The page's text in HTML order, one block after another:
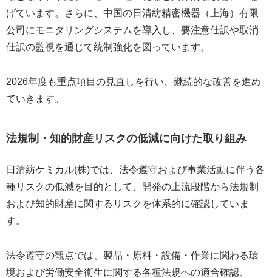
げています。さらに、中国の日清紡精密機器（上海）有限
公司にモニタリングシステムを導入し、要注意仕訳や取消
仕訳の監視を通じて統制強化を図っています。
2026年度も重点項目の見直しを行い、継続的な改善を進め
ていきます。
法規制・知的財産リスクの低減に向けた取り組み
日清紡ケミカル(株)では、法令遵守および事業活動に伴う各
種リスクの低減を目的として、開発の上流段階から法規制
および知的財産に関するリスクを体系的に確認していま
す。
法令遵守の観点では、製品・原料・設備・作業に関わる環
境および労働安全衛生に関する各種法規への適合確認、